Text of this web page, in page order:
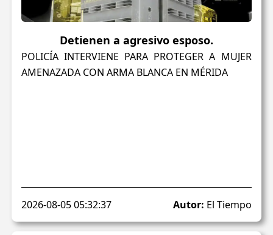
Detienen a agresivo esposo.
POLICÍA INTERVIENE PARA PROTEGER A MUJER
AMENAZADA CON ARMA BLANCA EN MÉRIDA
2026-08-05 05:32:37 Autor: El Tiempo